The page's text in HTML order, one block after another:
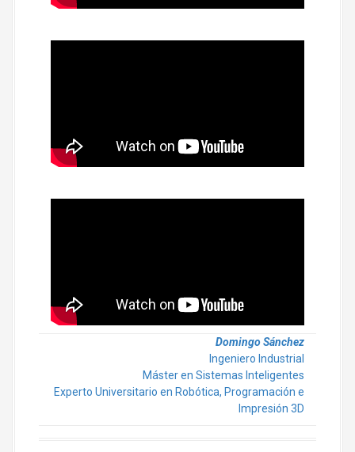
Domingo Sánchez
Ingeniero Industrial
Máster en Sistemas Inteligentes
Experto Universitario en Robótica, Programación e
Impresión 3D